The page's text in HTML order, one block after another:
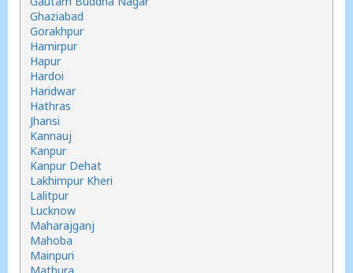
Ghaziabad
Gorakhpur
Hamirpur
Hapur
Hardoi
Haridwar
Hathras
Jhansi
Kannauj
Kanpur
Kanpur Dehat
Lakhimpur Kheri
Lalitpur
Lucknow
Maharajganj
Mahoba
Mainpuri